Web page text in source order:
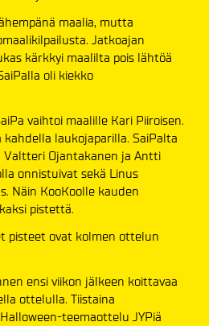
maalia, mutta
Jatkoajan
kärkkyi maalilta pois lähtöä
oli kiekko
vaihtoi maalille Kari Piiroisen.
laukojaparilla. SaiPalta
Valtteri Ojantakanen ja Antti
onnistuivat sekä Linus
Näin KooKoolle kauden
pistettä.
pisteet ovat kolmen ottelun
ensi viikon jälkeen koittavaa
ottelulla. Tiistaina
teemaottelu JYPiä